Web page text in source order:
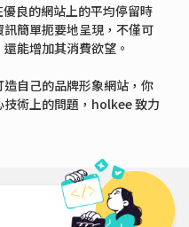
良的網站上的平均停留時
簡單扼要地呈現，不僅可
能增加其消費欲望。
自己的品牌形象網站，你
技術上的問題，holkee 致力